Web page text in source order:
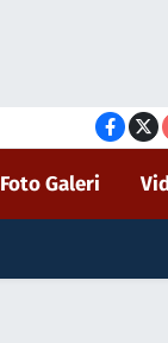
Foto Galeri